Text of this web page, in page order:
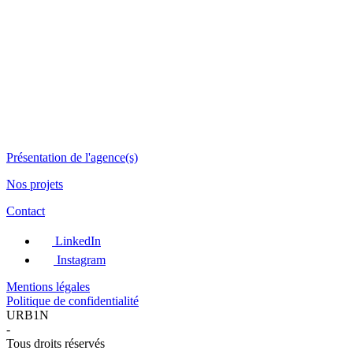
Présentation de l'agence(s)
Nos projets
Contact
LinkedIn
Instagram
Mentions légales
Politique de confidentialité
URB1N
-
Tous droits réservés